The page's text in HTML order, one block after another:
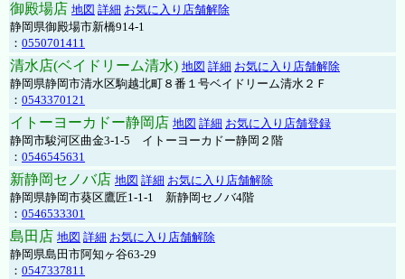
御殿場店 地図 詳細 お気に入り店舗解除
静岡県御殿場市新橋914-1
： 0550701411
清水店(ベイドリーム清水) 地図 詳細 お気に入り店舗解除
静岡県静岡市清水区駒越北町８番１号ベイドリーム清水２Ｆ
： 0543370121
イトーヨーカドー静岡店 地図 詳細 お気に入り店舗登録
静岡市駿河区曲金3-1-5 イトーヨーカドー静岡２階
： 0546545631
新静岡セノバ店 地図 詳細 お気に入り店舗解除
静岡県静岡市葵区鷹匠1-1-1 新静岡セノバ4階
： 0546533301
島田店 地図 詳細 お気に入り店舗解除
静岡県島田市阿知ヶ谷63-29
： 0547337811